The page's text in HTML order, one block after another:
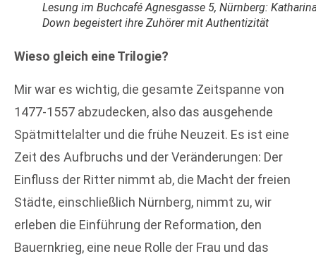
Lesung im Buchcafé Agnesgasse 5, Nürnberg:
Down begeistert ihre Zuhörer mit Authentizität
Wieso gleich eine Trilogie?
Mir war es wichtig, die gesamte Zeitspanne von
1477-1557 abzudecken, also das ausgehende
Spätmittelalter und die frühe Neuzeit. Es ist eine
Zeit des Aufbruchs und der Veränderungen: Der
Einfluss der Ritter nimmt ab, die Macht der freien
Städte, einschließlich Nürnberg, nimmt zu, wir
erleben die Einführung der Reformation, den
Bauernkrieg, eine neue Rolle der Frau und das